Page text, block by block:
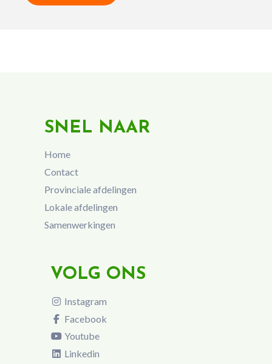
SNEL NAAR
Home
Contact
Provinciale afdelingen
Lokale afdelingen
Samenwerkingen
VOLG ONS
Instagram
Facebook
Youtube
Linkedin